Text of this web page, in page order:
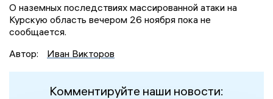
О наземных последствиях массированной атаки на
Курскую область вечером 26 ноября пока не
сообщается.
Автор:
Иван Викторов
Комментируйте наши новости: